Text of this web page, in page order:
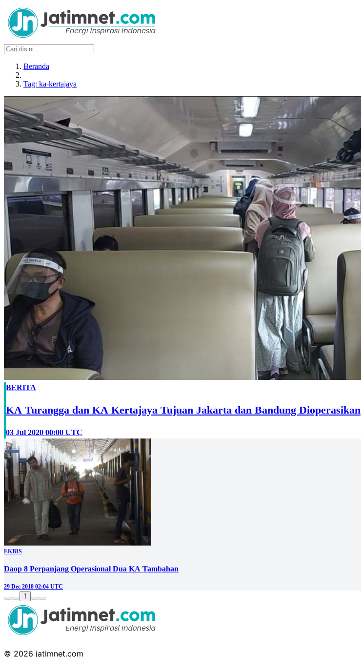
Beranda
Tag: ka-kertajaya
BERITA
KA Turangga dan KA Kertajaya Tujuan Jakarta dan Bandung Dioperasikan
03 Jul 2020 00:00 UTC
EKBIS
Daop 8 Perpanjang Operasional Dua KA Tambahan
29 Dec 2018 02:04 UTC
1
© 2026 jatimnet.com